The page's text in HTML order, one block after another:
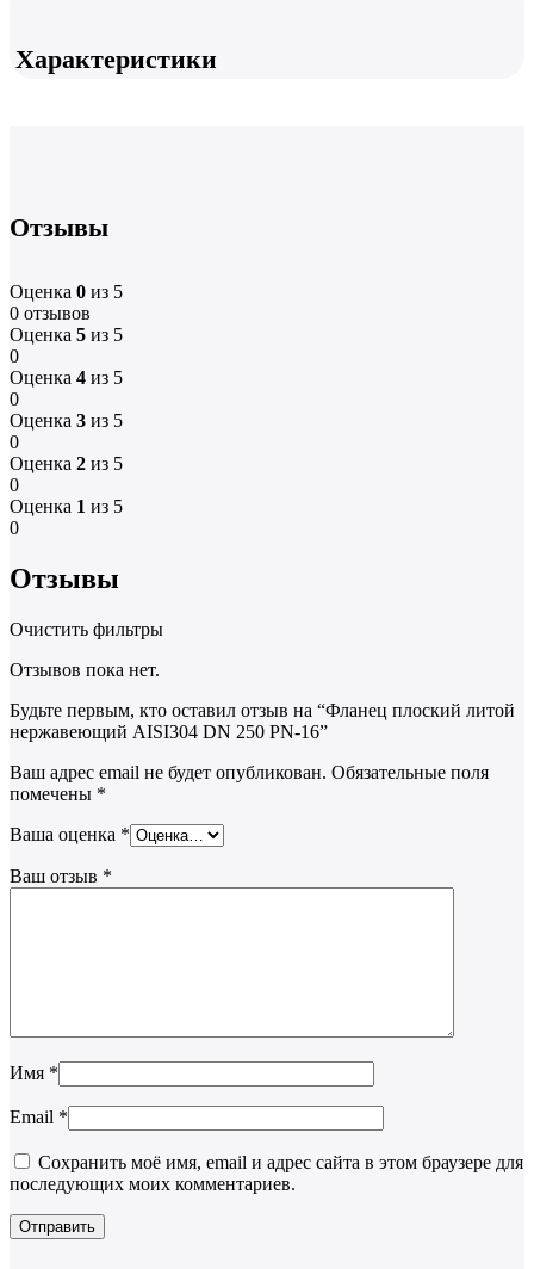
Характеристики
Отзывы
Оценка 0 из 5
0 отзывов
Оценка 5 из 5
0
Оценка 4 из 5
0
Оценка 3 из 5
0
Оценка 2 из 5
0
Оценка 1 из 5
0
Отзывы
Очистить фильтры
Отзывов пока нет.
Будьте первым, кто оставил отзыв на “Фланец плоский литой
нержавеющий AISI304 DN 250 PN-16”
Ваш адрес email не будет опубликован. Обязательные поля
помечены *
Ваша оценка *
Ваш отзыв *
Имя *
Email *
Сохранить моё имя, email и адрес сайта в этом браузере для
последующих моих комментариев.